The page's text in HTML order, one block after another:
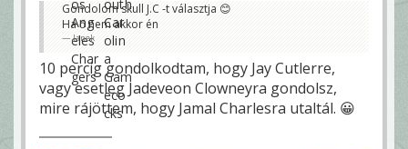
Gondolom skull J.C -t választja 😊
Ha ő nem akkor én
Janek
10 percig gondolkodtam, hogy Jay Cutlerre,
vagy esetleg Jadeveon Clowneyra gondolsz,
mire rájöttem, hogy Jamal Charlesra utaltál. 😀